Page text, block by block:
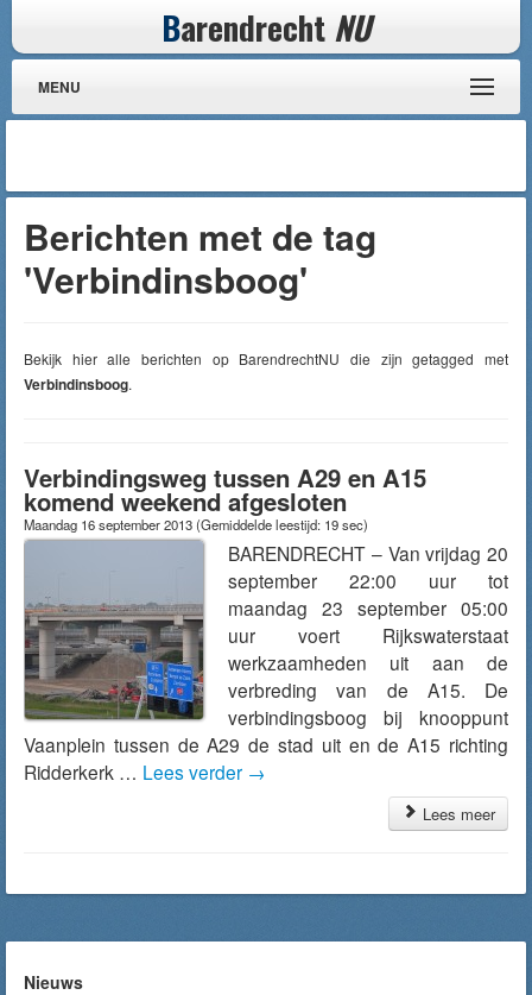
Barendrecht NU
MENU
Berichten met de tag
'Verbindinsboog'
Bekijk hier alle berichten op BarendrechtNU die zijn getagged met
Verbindinsboog.
Verbindingsweg tussen A29 en A15
komend weekend afgesloten
Maandag 16 september 2013(Gemiddelde leestijd: 19 sec)
BARENDRECHT – Van vrijdag 20
september 22:00 uur tot
maandag 23 september 05:00
uur voert Rijkswaterstaat
werkzaamheden uit aan de
verbreding van de A15. De
verbindingsboog bij knooppunt
Vaanplein tussen de A29 de stad uit en de A15 richting
Ridderkerk … Lees verder →
Lees meer
Nieuws